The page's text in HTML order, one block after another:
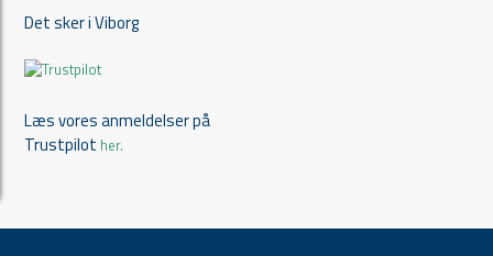
Det sker i Viborg
Læs vores anmeldelser på
Trustpilot her.